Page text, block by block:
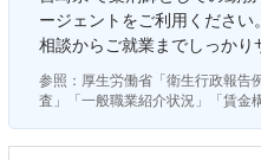
ージェントをご利用くださ
相談からご就業までしっかり
参照：厚生労働省「衛生行政報告
査」「一般職業紹介状況」「賃金